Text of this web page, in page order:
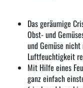
Das geräumige
Obst- und
und Gemüse
Luftfeuchtigkeit
Mit Hilfe eines
ganz einfach